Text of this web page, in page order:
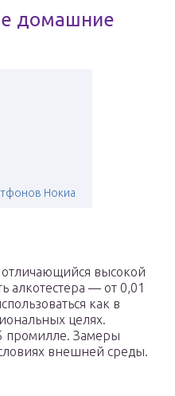
домашние
Нокиа
высокой
алкотестера — от 0,01
как в
целях.
промилле. Замеры
внешней среды.